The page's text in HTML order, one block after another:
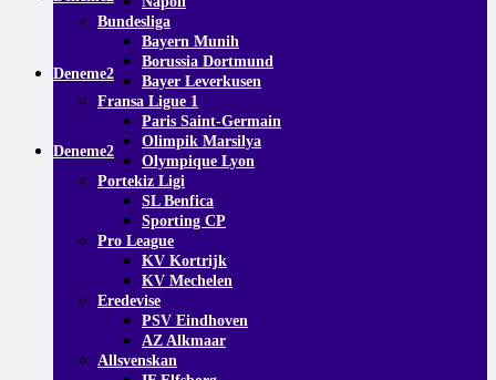
Bundesliga
Bayern Munih
Borussia Dortmund
Bayer Leverkusen
Fransa Ligue 1
Paris Saint-Germain
Olimpik Marsilya
Olympique Lyon
Portekiz Ligi
SL Benfica
Sporting CP
Pro League
KV Kortrijk
KV Mechelen
Eredevise
PSV Eindhoven
AZ Alkmaar
Allsvenskan
Deneme2
Deneme2